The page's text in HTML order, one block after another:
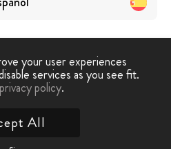
your user experiences
services as you see fit.
privacy policy.
All